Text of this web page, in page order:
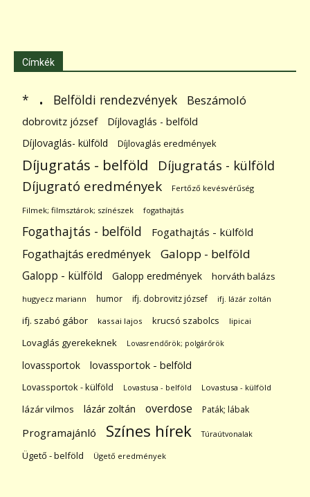
Címkék
* . Belföldi rendezvények Beszámoló
dobrovitz józsef
Díjlovaglás - belföld
Díjlovaglás- külföld
Díjlovaglás eredmények
Díjugratás - belföld Díjugratás - külföld
Díjugrató eredmények Fertőző kevésvérűség
Filmek; filmsztárok; színészek fogathajtás
Fogathajtás - belföld Fogathajtás - külföld
Fogathajtás eredmények Galopp - belföld
Galopp - külföld Galopp eredmények horváth balázs
hugyecz mariann humor ifj. dobrovitz józsef ifj. lázár zoltán
ifj. szabó gábor kassai lajos krucsó szabolcs lipicai
Lovaglás gyerekeknek Lovasrendőrök; polgárőrök
lovassportok lovassportok - belföld
Lovassportok - külföld Lovastusa - belföld Lovastusa - külföld
lázár vilmos lázár zoltán overdose Paták; lábak
Programajánló Színes hírek Túraútvonalak
Ügető - belföld Ügető eredmények